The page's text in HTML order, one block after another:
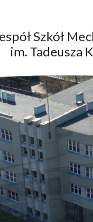
Szkół
im. Tadeusza